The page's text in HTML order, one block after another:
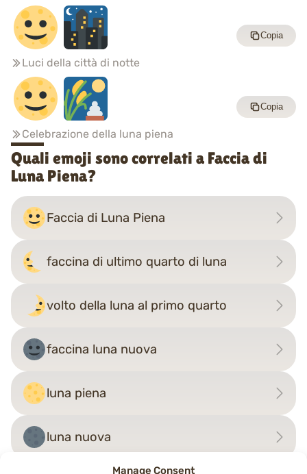
Manage Consent
Luci della città di notte
Copia
Celebrazione della luna piena
Copia
Quali emoji sono correlati a Faccia di
Luna Piena?
Faccia di Luna Piena
faccina di ultimo quarto di luna
volto della luna al primo quarto
faccina luna nuova
luna piena
luna nuova